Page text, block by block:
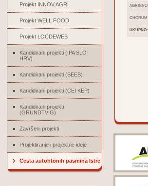
Projekt INNOV.AGRI
Projekt WELL FOOD
Projekt LOCDEWEB
Kandidirani projekti (IPA SLO-
HRV)
Kandidirani projekti (SEES)
Kandidirani projekti (CEI KEP)
Kandidirani projekti
(GRUNDTVIG)
Završeni projekti
Projektiranje i projektne ideje
Cesta autohtonih pasmina Istre
AGRINNO
CHORUM
UKUPNO: